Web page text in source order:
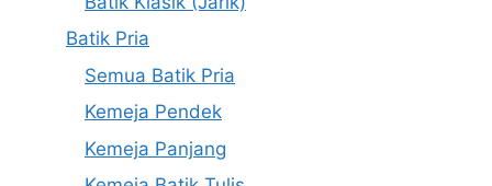
Batik Pria
Semua Batik Pria
Kemeja Pendek
Kemeja Panjang